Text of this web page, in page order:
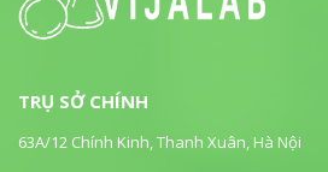
TRỤ SỞ CHÍNH
63A/12 Chính Kinh, Thanh Xuân, Hà Nội